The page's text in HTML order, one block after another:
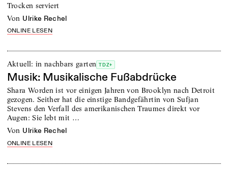
Trocken serviert
von Ulrike Rechel
ONLINE LESEN
Aktuell: in nachbars garten TDZ+
Musik: Musikalische Fußabdrücke
Shara Worden ist vor einigen Jahren von Brooklyn nach Detroit
gezogen. Seither hat die einstige Bandgefährtin von Sufjan
Stevens den Verfall des amerikanischen Traumes direkt vor
Augen: Sie lebt mit …
von Ulrike Rechel
ONLINE LESEN